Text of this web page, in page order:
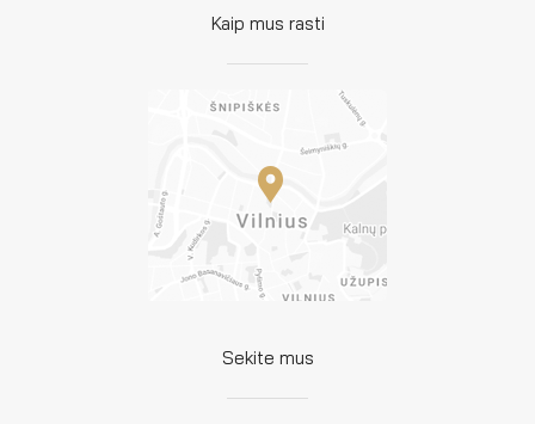
Kaip mus rasti
Sekite mus